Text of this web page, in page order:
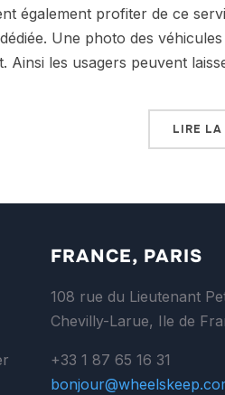
également profiter de ce
Une photo des
Ainsi les usagers peuvent
LIRE LA
FRANCE, PARIS
108 rue du Lieutenant
Chevilly-Larue, Ile de
+33 1 87 65 16 31